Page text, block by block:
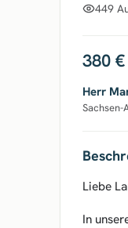
449
380 €
Herr
Sachsen-
Liebe
In